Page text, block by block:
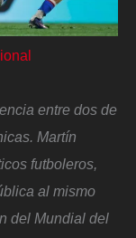
entre dos de
Martín
futboleros,
al mismo
del Mundial del